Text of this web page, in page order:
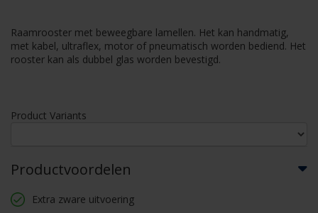
Raamrooster met beweegbare lamellen. Het kan handmatig,
met kabel, ultraflex, motor of pneumatisch worden bediend. Het
rooster kan als dubbel glas worden bevestigd.
Product Variants
Productvoordelen
Extra zware uitvoering